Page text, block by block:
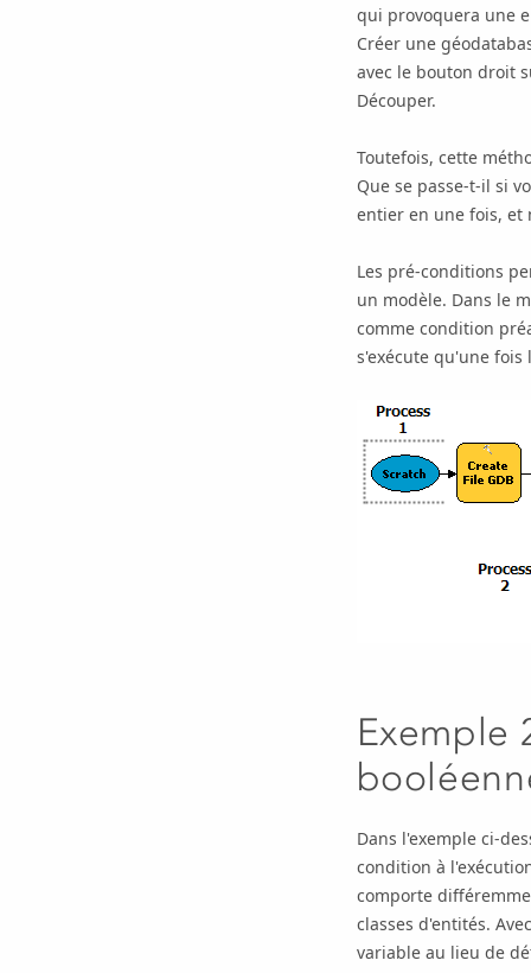
qui provoquera une
Créer une
avec le bouton droit
Découper.
Toutefois, cette
Que se passe-t-il si
entier en une fois, et
Les pré-conditions
un modèle. Dans le
comme condition
s'exécute qu'une fois
Exemple
Dans l'exemple ci-
condition à
comporte
classes d'entités.
variable au lieu de